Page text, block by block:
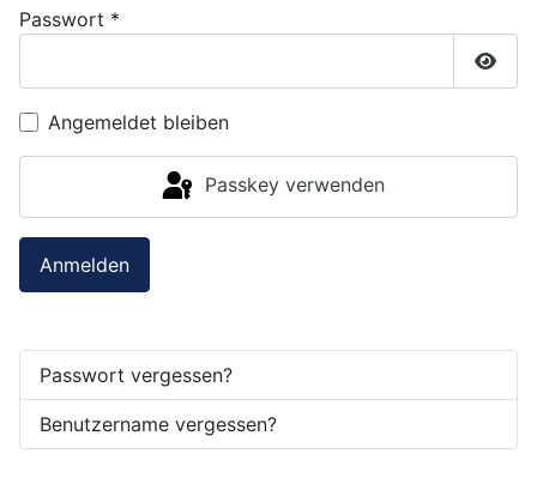
Passwort *
Angemeldet bleiben
Passkey verwenden
Anmelden
Passwort vergessen?
Benutzername vergessen?